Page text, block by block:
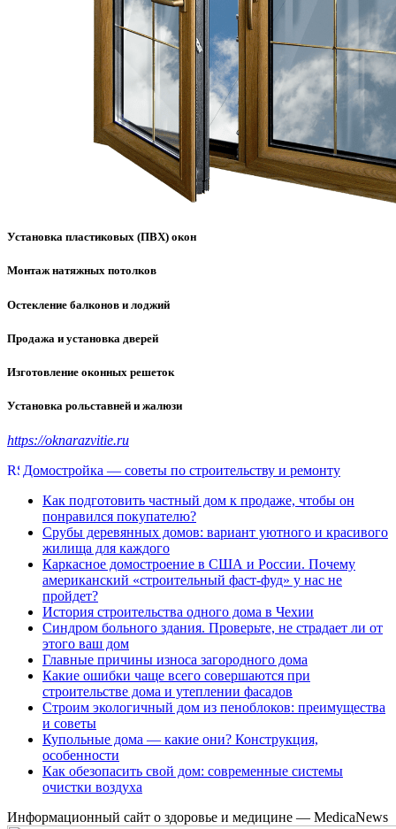
Установка пластиковых (ПВХ) окон
Монтаж натяжных потолков
Остекление балконов и лоджий
Продажа и установка дверей
Изготовление оконных решеток
Установка рольставней и жалюзи
https://oknarazvitie.ru
Домостройка — советы по строительству и ремонту
Как подготовить частный дом к продаже, чтобы он
понравился покупателю?
Срубы деревянных домов: вариант уютного и красивого
жилища для каждого
Каркасное домостроение в США и России. Почему
американский «строительный фаст-фуд» у нас не
пройдет?
История строительства одного дома в Чехии
Синдром больного здания. Проверьте, не страдает ли от
этого ваш дом
Главные причины износа загородного дома
Какие ошибки чаще всего совершаются при
строительстве дома и утеплении фасадов
Строим экологичный дом из пеноблоков: преимущества
и советы
Купольные дома — какие они? Конструкция,
особенности
Как обезопасить свой дом: современные системы
очистки воздуха
Информационный сайт о здоровье и медицине — MedicaNews